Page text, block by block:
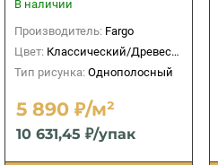
В наличии
Производитель: Fargo
Цвет: Классический/Древесный
Тип рисунка: Однополосный
5 890 ₽/м²
10 631,45 ₽/упак